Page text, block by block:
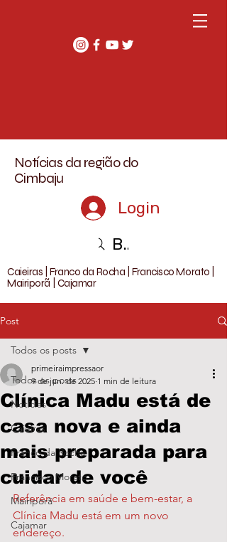
Notícias da região do
Cimbaju
Login
Buscar
Caieiras | Franco da Rocha | Francisco Morato |
Mairiporã | Cajamar
Post
Todos os posts
Notícias
Caieiras
Franco da Rocha
Francisco Morato
Mairiporã
Cajamar
Todos os posts
Clínica Madu está de
casa nova e ainda
mais preparada para
cuidar de você
primeiraimpressaor
9 de jun. de 2025 1 min de leitura
Referência em saúde e bem-estar, a
Clínica Madu está em um novo
endereço.